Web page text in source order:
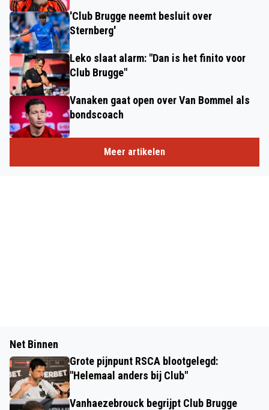
'Club Brugge neemt besluit over
Sternberg'
Leko slaat alarm: "Dan is het finito voor
Club Brugge"
Vanaken gaat open over Van Bommel als
bondscoach
Meer artikelen
Net Binnen
Grote pijnpunt RSCA blootgelegd:
"Helemaal anders bij Club"
Vanhaezebrouck begrijpt Club Brugge